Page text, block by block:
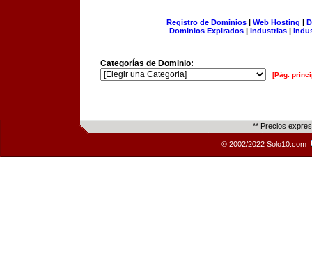
Registro de Dominios| Web Hosting |
Dominios Expirados | Industrias |
Categorías de Dominio:
[Pág.
** Precios
© 2002/2022 Solo10.com